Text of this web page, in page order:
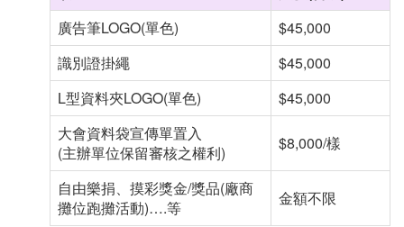
廣告筆LOGO(單色)
$45,000
識別證掛繩
$45,000
L型資料夾LOGO(單色)
$45,000
大會資料袋宣傳單置入
(主辦單位保留審核之權利) $8,000/樣
自由樂捐、摸彩獎金/獎品(廠商
攤位跑攤活動)….等 金額不限